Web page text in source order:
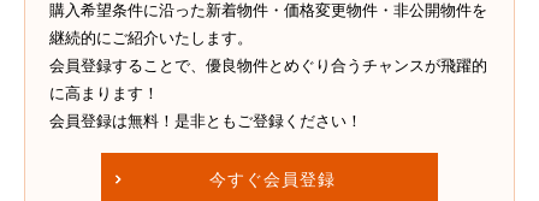
購入希望条件に沿った新着物件・価格変更物件・非公開物件を
継続的にご紹介いたします。
会員登録することで、優良物件とめぐり合うチャンスが飛躍的
に高まります！
会員登録は無料！是非ともご登録ください！
今すぐ会員登録